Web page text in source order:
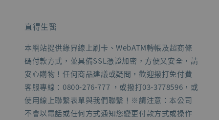
直得生醫
本網站提供綠界線上刷卡、WebATM轉帳及超商條
碼付款方式，並具備SSL憑證加密，方便又安全，請
安心購物！任何商品建議或疑問，歡迎撥打免付費
客服專線：0800-276-777 ，或撥打03-3778596，或
使用線上聯繫表單與我們聯繫！※請注意：本公司
不會以電話或任何方式通知您變更付款方式或操作